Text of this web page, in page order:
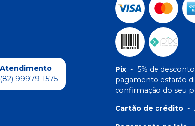
Atendimento
(82) 99979-1575
Pix - 5% de
pagamento estarão
confirmação do seu
Cartão de crédito -